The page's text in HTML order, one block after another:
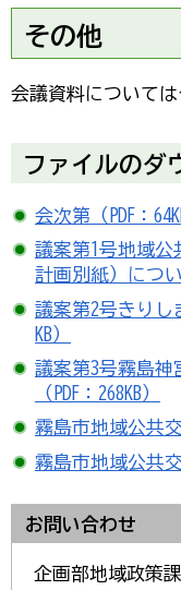
その他
会議資料については
ファイルのダ
会次第（PDF：
議案第1号地域公
計画別紙）につい
議案第2号きりし
KB）
議案第3号霧島神
（PDF：268KB）
霧島市地域公共交
霧島市地域公共交
お問い合わせ
企画部地域政策